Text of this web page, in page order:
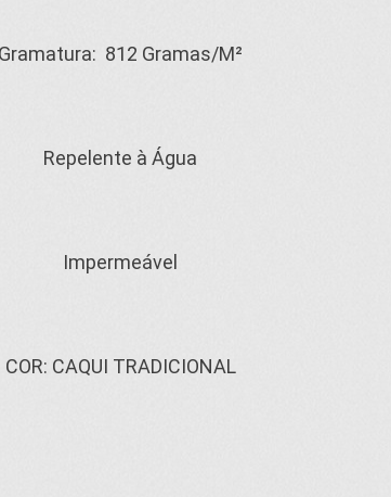
Gramatura: 812 Gramas/M²
Repelente à Água
Impermeável
COR: CAQUI TRADICIONAL